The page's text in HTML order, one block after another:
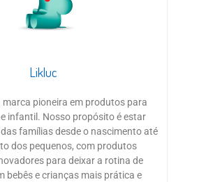
Likluc
marca pioneira em produtos para
infantil. Nosso propósito é estar
famílias desde o nascimento até
dos pequenos, com produtos
para deixar a rotina de
bebês e crianças mais prática e